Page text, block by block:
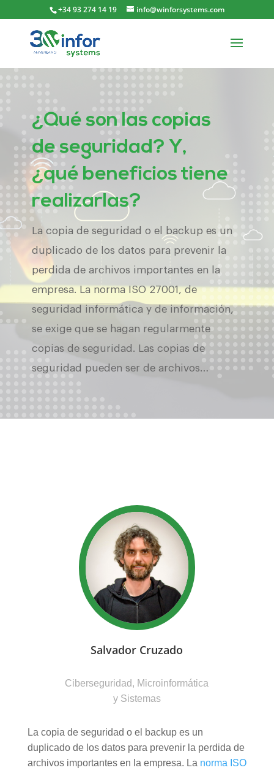
+34 93 274 14 19 info@winforsystems.com
¿Qué son las copias
de seguridad? Y,
¿qué beneficios tiene
realizarlas?
La copia de seguridad o el backup es un
duplicado de los datos para prevenir la
perdida de archivos importantes en la
empresa. La norma ISO 27001, de
seguridad informática y de información,
se exige que se hagan regularmente
copias de seguridad. Las copias de
seguridad pueden ser de archivos…
Salvador Cruzado
Ciberseguridad, Microinformática
y Sistemas
La copia de seguridad o el backup es un
duplicado de los datos para prevenir la perdida de
archivos importantes en la empresa. La norma ISO